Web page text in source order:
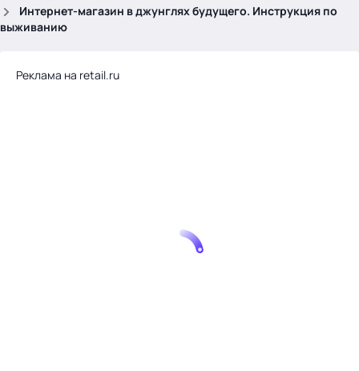
Интернет-магазин в джунглях будущего. Инструкция по
выживанию
Реклама на retail.ru